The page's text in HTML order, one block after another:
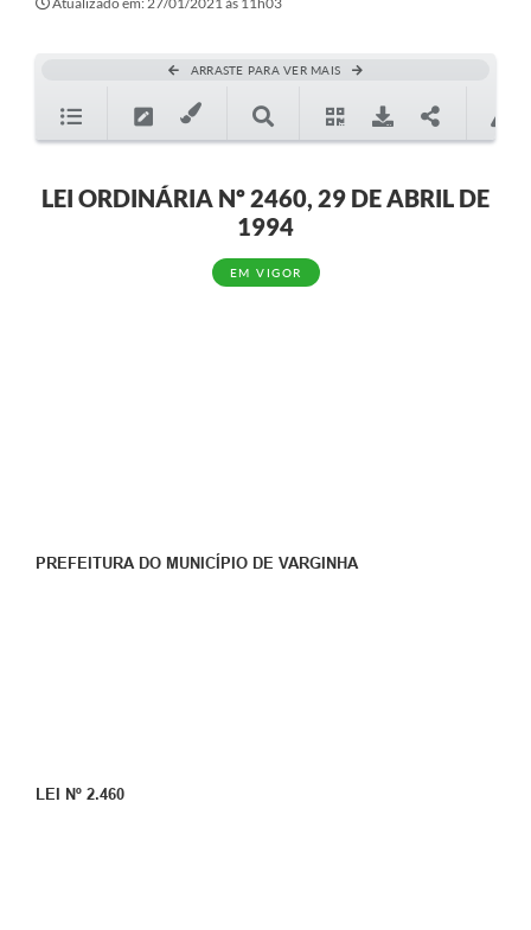
ARRASTE PARA VER MAIS
LEI ORDINÁRIA Nº 2460, 29 DE ABRIL DE
1994
EM VIGOR
PREFEITURA DO MUNICÍPIO DE VARGINHA
LEI Nº 2.460